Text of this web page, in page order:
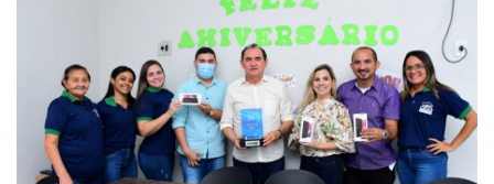
Webmail
Contato